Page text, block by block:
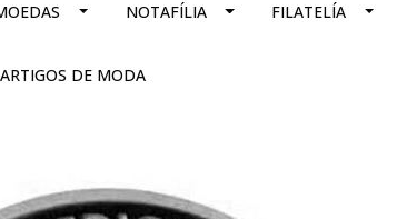
NOTAFÍLIA FILATELÍA
ARTIGOS DE MODA